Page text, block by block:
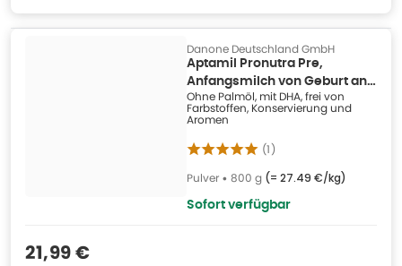
Danone Deutschland GmbH
Aptamil Pronutra Pre,
Anfangsmilch von Geburt an
800 g
Ohne Palmöl, mit DHA, frei von
Farbstoffen, Konservierung und
Aromen
(1)
Pulver • 800 g (= 27.49 €/kg)
Sofort verfügbar
Verkaufspreis
21,99 €